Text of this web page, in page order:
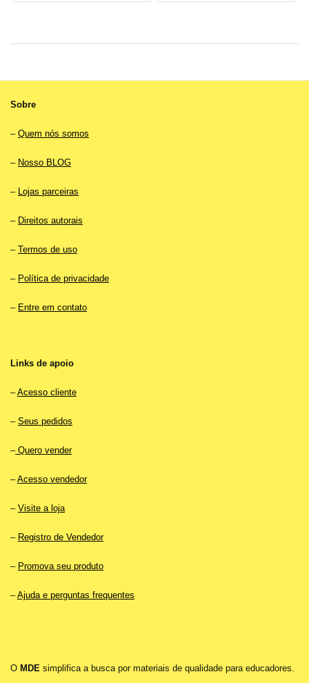
Sobre
– Quem nós somos
– Nosso BLOG
– Lojas parceiras
– Direitos autorais
– Termos de uso
– Política de privacidade
– Entre em contato
Links de apoio
–Acesso cliente
– Seus pedidos
–Quero vender
–Acesso vendedor
– Visite a loja
– Registro de Vendedor
– Promova seu produto
–Ajuda e perguntas frequentes
O MDE simplifica a busca por materiais de qualidade para educadores.